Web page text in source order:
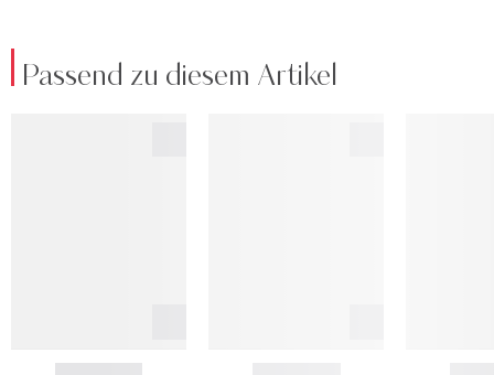
Passend zu diesem Artikel